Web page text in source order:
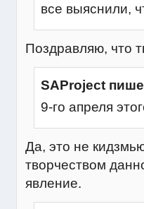
все выяснили,
Поздравляю, что
SAProject
9-го апреля
Да, это не
творчеством
явление.